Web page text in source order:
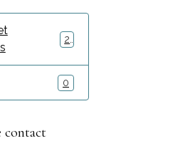
2
0
contact